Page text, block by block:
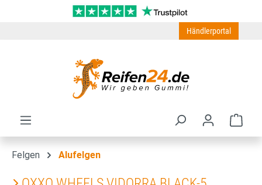
Zum Hauptinhalt springen
Händlerportal
Felgen Alufelgen